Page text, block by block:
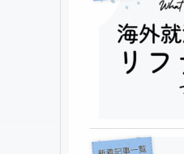
新着記事一覧